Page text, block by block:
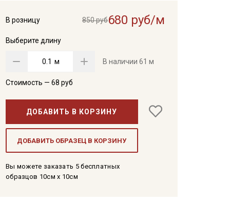
В розницу 850 руб680 руб/м
Выберите длину
м В наличии 61 м
Стоимость — 68 руб
ДОБАВИТЬ В КОРЗИНУ
ДОБАВИТЬ ОБРАЗЕЦ В КОРЗИНУ
Вы можете заказать 5 бесплатных
образцов 10см x 10см